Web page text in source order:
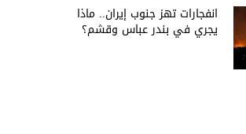
انفجارات تهز جنوب إيران.. ماذا
يجري في بندر عباس وقشم؟